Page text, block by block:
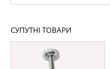
СУПУТНІ ТОВАРИ